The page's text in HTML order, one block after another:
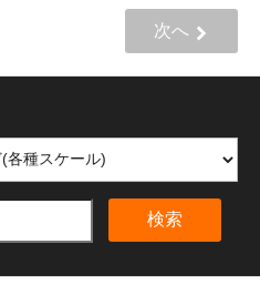
次へ
検索